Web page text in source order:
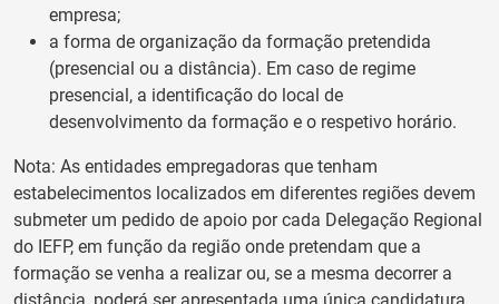
empresa;
a forma de organização da formação pretendida
(presencial ou a distância). Em caso de regime
presencial, a identificação do local de
desenvolvimento da formação e o respetivo horário.
Nota: As entidades empregadoras que tenham
estabelecimentos localizados em diferentes regiões devem
submeter um pedido de apoio por cada Delegação Regional
do IEFP, em função da região onde pretendam que a
formação se venha a realizar ou, se a mesma decorrer a